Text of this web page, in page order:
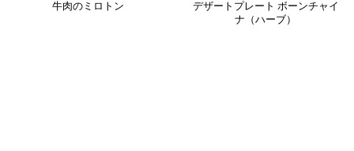
牛肉のミロトン
デザートプレート ボーンチャイ
ナ（ハーブ）